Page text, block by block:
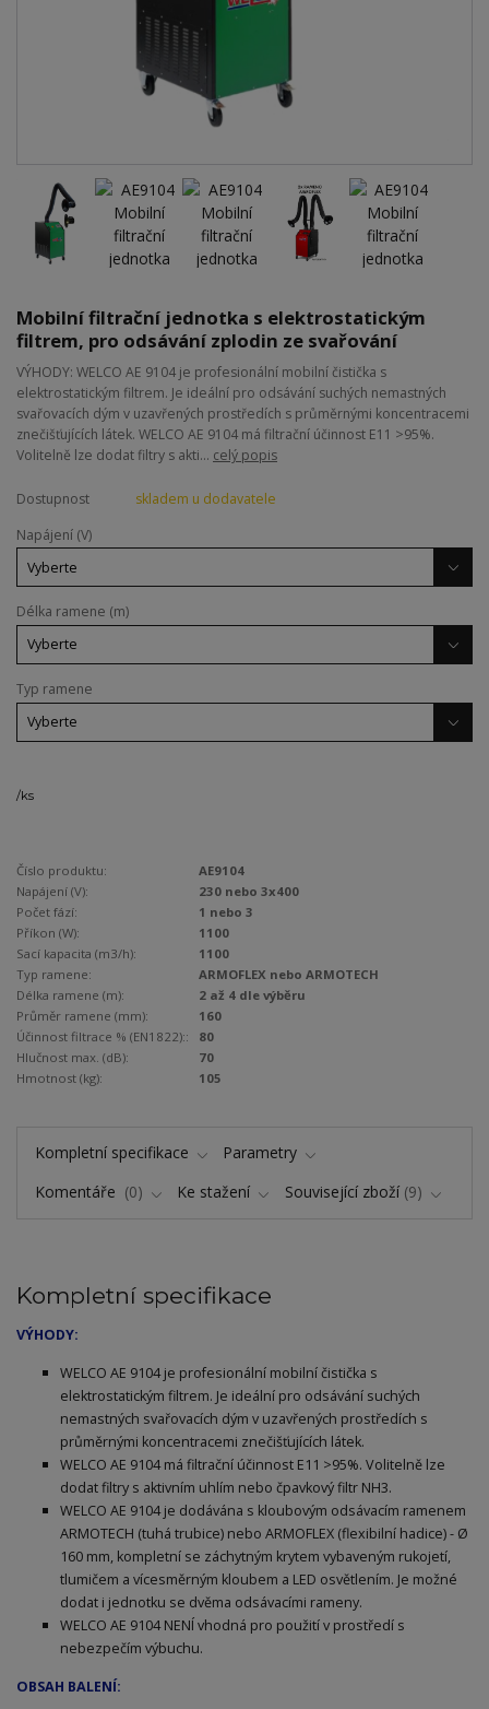
Mobilní filtrační jednotka s elektrostatickým
filtrem, pro odsávání zplodin ze svařování
VÝHODY: WELCO AE 9104 je profesionální mobilní čistička s
elektrostatickým filtrem. Je ideální pro odsávání suchých nemastných
svařovacích dým v uzavřených prostředích s průměrnými koncentracemi
znečišťujících látek. WELCO AE 9104 má filtrační účinnost E11 >95%.
Volitelně lze dodat filtry s akti... celý popis
Dostupnost
skladem u dodavatele
Napájení (V)
Délka ramene (m)
Typ ramene
/ks
Číslo produktu:
AE9104
Napájení (V):
230 nebo 3x400
Počet fází:
1 nebo 3
Příkon (W):
1100
Sací kapacita (m3/h):
1100
Typ ramene:
ARMOFLEX nebo ARMOTECH
Délka ramene (m):
2 až 4 dle výběru
Průměr ramene (mm):
160
Účinnost filtrace % (EN1822)::
80
Hlučnost max. (dB):
70
Hmotnost (kg):
105
Kompletní specifikace
Parametry
Komentáře
0 Ke stažení Související zboží 9
Kompletní specifikace
VÝHODY:
WELCO AE 9104 je profesionální mobilní čistička s
elektrostatickým filtrem. Je ideální pro odsávání suchých
nemastných svařovacích dým v uzavřených prostředích s
průměrnými koncentracemi znečišťujících látek.
WELCO AE 9104 má filtrační účinnost E11 >95%. Volitelně lze
dodat filtry s aktivním uhlím nebo čpavkový filtr NH3.
WELCO AE 9104 je dodávána s kloubovým odsávacím ramenem
ARMOTECH (tuhá trubice) nebo ARMOFLEX (flexibilní hadice) - Ø
160 mm, kompletní se záchytným krytem vybaveným rukojetí,
tlumičem a vícesměrným kloubem a LED osvětlením. Je možné
dodat i jednotku se dvěma odsávacími rameny.
WELCO AE 9104 NENÍ vhodná pro použití v prostředí s
nebezpečím výbuchu.
OBSAH BALENÍ: